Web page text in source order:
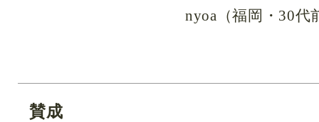
nyoa（福岡・30代
賛成